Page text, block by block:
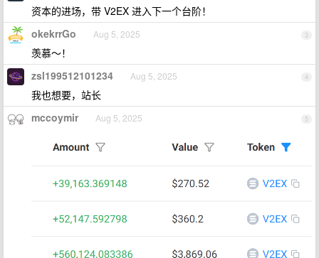
资本的进场，带 V2EX 进入下一个台阶！
3
okekrrGo Aug 5, 2025
羡慕～！
4
zsl199512101234 Aug 5, 2025
我也想要，站长
5
mccoymir Aug 5, 2025